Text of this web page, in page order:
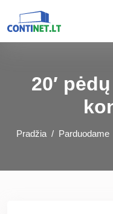
20′
Pradžia Parduodame